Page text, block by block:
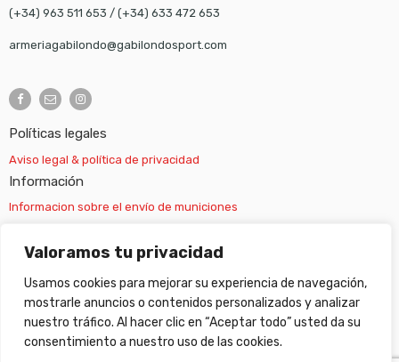
Valoramos tu privacidad
Usamos cookies para mejorar su experiencia de navegación,
mostrarle anuncios o contenidos personalizados y analizar
nuestro tráfico. Al hacer clic en “Aceptar todo” usted da su
consentimiento a nuestro uso de las cookies.
(+34) 963 511 653 / (+34) 633 472 653
armeriagabilondo@gabilondosport.com
Políticas legales
Aviso legal & política de privacidad
Información
Informacion sobre el envío de municiones
Información sobre el envío de armas
Cambios y devoluciones
Suscripción newsletter